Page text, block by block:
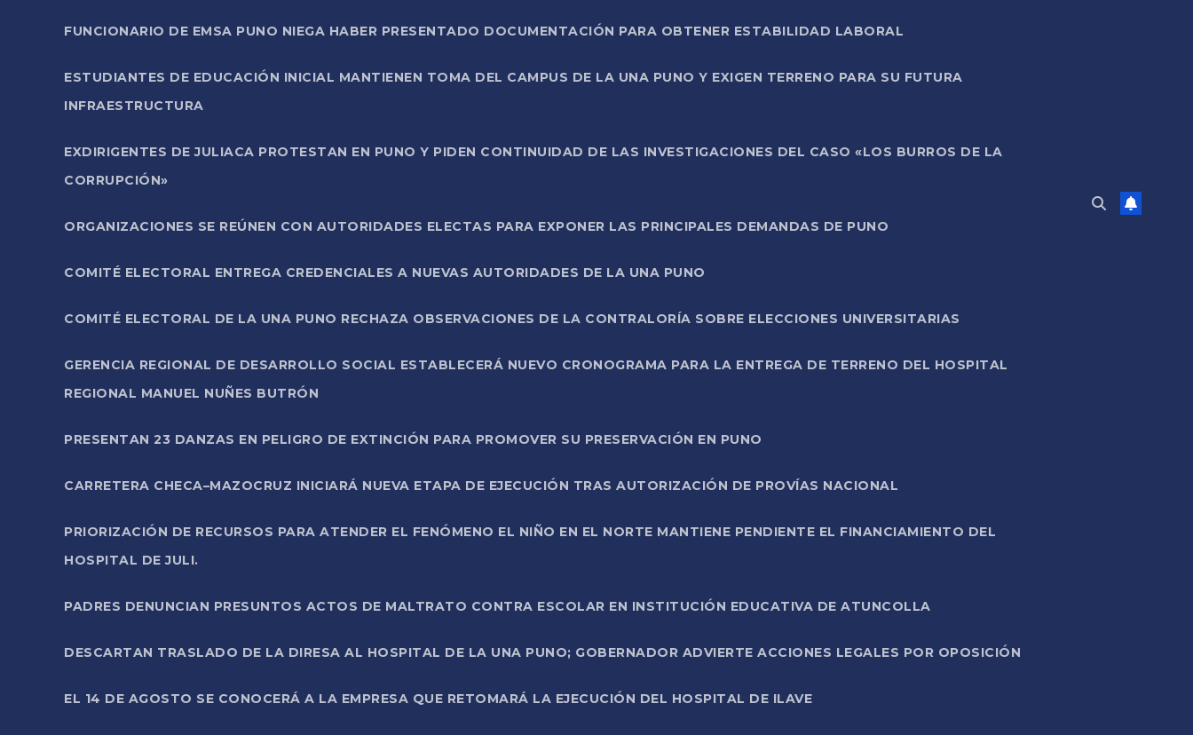
FUNCIONARIO DE EMSA PUNO NIEGA HABER PRESENTADO DOCUMENTACIÓN PARA OBTENER ESTABILIDAD LABORAL
ESTUDIANTES DE EDUCACIÓN INICIAL MANTIENEN TOMA DEL CAMPUS DE LA UNA PUNO Y EXIGEN TERRENO PARA SU FUTURA
INFRAESTRUCTURA
EXDIRIGENTES DE JULIACA PROTESTAN EN PUNO Y PIDEN CONTINUIDAD DE LAS INVESTIGACIONES DEL CASO «LOS BURROS DE LA
CORRUPCIÓN»
ORGANIZACIONES SE REÚNEN CON AUTORIDADES ELECTAS PARA EXPONER LAS PRINCIPALES DEMANDAS DE PUNO
COMITÉ ELECTORAL ENTREGA CREDENCIALES A NUEVAS AUTORIDADES DE LA UNA PUNO
COMITÉ ELECTORAL DE LA UNA PUNO RECHAZA OBSERVACIONES DE LA CONTRALORÍA SOBRE ELECCIONES UNIVERSITARIAS
GERENCIA REGIONAL DE DESARROLLO SOCIAL ESTABLECERÁ NUEVO CRONOGRAMA PARA LA ENTREGA DE TERRENO DEL HOSPITAL
REGIONAL MANUEL NUÑES BUTRÓN
PRESENTAN 23 DANZAS EN PELIGRO DE EXTINCIÓN PARA PROMOVER SU PRESERVACIÓN EN PUNO
CARRETERA CHECA–MAZOCRUZ INICIARÁ NUEVA ETAPA DE EJECUCIÓN TRAS AUTORIZACIÓN DE PROVÍAS NACIONAL
PRIORIZACIÓN DE RECURSOS PARA ATENDER EL FENÓMENO EL NIÑO EN EL NORTE MANTIENE PENDIENTE EL FINANCIAMIENTO DEL
HOSPITAL DE JULI.
PADRES DENUNCIAN PRESUNTOS ACTOS DE MALTRATO CONTRA ESCOLAR EN INSTITUCIÓN EDUCATIVA DE ATUNCOLLA
DESCARTAN TRASLADO DE LA DIRESA AL HOSPITAL DE LA UNA PUNO; GOBERNADOR ADVIERTE ACCIONES LEGALES POR OPOSICIÓN
EL 14 DE AGOSTO SE CONOCERÁ A LA EMPRESA QUE RETOMARÁ LA EJECUCIÓN DEL HOSPITAL DE ILAVE